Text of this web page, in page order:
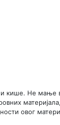
и кише. Не
овог